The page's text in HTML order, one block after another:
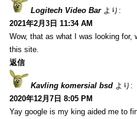
Logitech Video Bar より:
2021年2月3日 11:34 AM
Wow, that as what I was looking
this site.
返信
Kavling komersial bsd より:
2020年12月7日 8:05 PM
Yay google is my king aided me to